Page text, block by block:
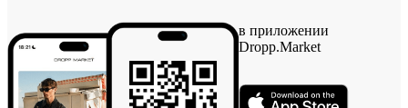
в приложении
Dropp.Market